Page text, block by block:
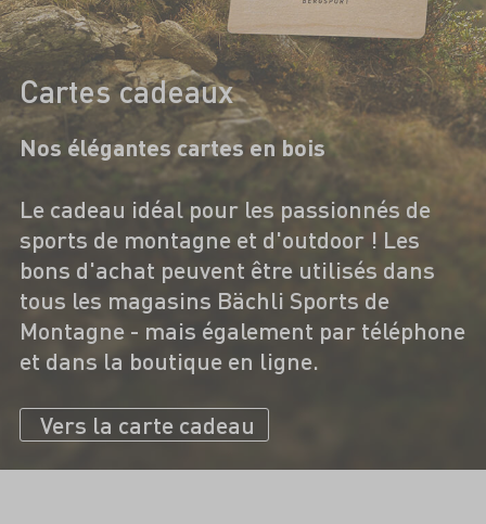
Cartes cadeaux
Nos élégantes cartes en bois
Le cadeau idéal pour les passionnés de
sports de montagne et d'outdoor ! Les
bons d'achat peuvent être utilisés dans
tous les magasins Bächli Sports de
Montagne - mais également par téléphone
et dans la boutique en ligne.
Vers la carte cadeau